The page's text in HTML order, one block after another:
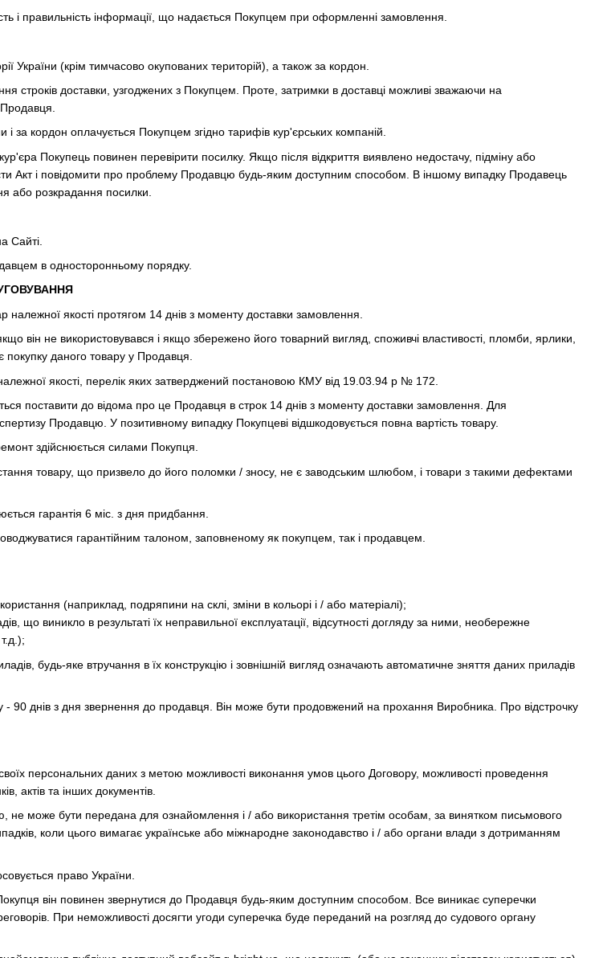
і правильність інформації, що надається Покупцем при оформленні замовлення.
України (крім тимчасово окупованих територій), а також за кордон.
строків доставки, узгоджених з Покупцем. Проте, затримки в доставці можливі зважаючи на
і за кордон оплачується Покупцем згідно тарифів кур'єрських компаній.
Покупець повинен перевірити посилку. Якщо після відкриття виявлено недостачу, підміну або
Акт і повідомити про проблему Продавцю будь-яким доступним способом. В іншому випадку Продавець
або розкрадання посилки.
Сайті.
в односторонньому порядку.
якості протягом 14 днів з моменту доставки замовлення.
він не використовувався і якщо збережено його товарний вигляд, споживчі властивості, пломби, ярлики,
даного товару у Продавця.
якості, перелік яких затверджений постановою КМУ від 19.03.94 р № 172.
поставити до відома про це Продавця в строк 14 днів з моменту доставки замовлення. Для
Продавцю. У позитивному випадку Покупцеві відшкодовується повна вартість товару.
здійснюється силами Покупця.
товару, що призвело до його поломки / зносу, не є заводським шлюбом, і товари з такими дефектами
гарантія 6 міс. з дня придбання.
гарантійним талоном, заповненому як покупцем, так і продавцем.
(наприклад, подряпини на склі, зміни в кольорі і / або матеріалі);
що виникло в результаті їх неправильної експлуатації, відсутності догляду за ними, необережне
будь-яке втручання в їх конструкцію і зовнішній вигляд означають автоматичне зняття даних приладів
90 днів з дня звернення до продавця. Він може бути продовжений на прохання Виробника. Про відстрочку
персональних даних з метою можливості виконання умов цього Договору, можливості проведення
актів та інших документів.
може бути передана для ознайомлення і / або використання третім особам, за винятком письмового
коли цього вимагає українське або міжнародне законодавство і / або органи влади з дотриманням
право України.
він повинен звернутися до Продавця будь-яким доступним способом. Все виникає суперечки
При неможливості досягти угоди суперечка буде переданий на розгляд до судового органу